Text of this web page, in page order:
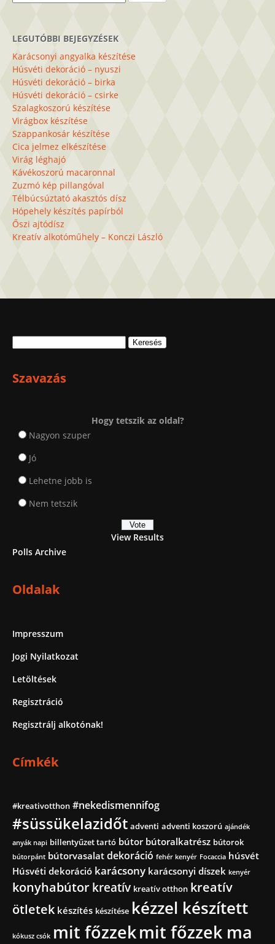
LEGUTÓBBI BEJEGYZÉSEK
Karácsonyi angyalka készítése
Húsvéti dekoráció – nyuszi
Húsvéti dekoráció – birka
Húsvéti dekoráció – csirke
Szalagkoszorú készítése
Virágbox készítése
Szappankosár készítése
Cica jelmez elkészítése
Virág léghajó
Kávékoszorú macaronnal
Zuzmó kép pillangóval
Télbúcsúztató akasztós dísz
Hópehely készítés papírból
Őszi ajtódísz
Kreatív alkotóműhely – Konczi László
Szavazás
Hogy tetszik az oldal?
Nagyon szuper
Jó
Lehetne jobb is
Nem tetszik
View Results
Polls Archive
Oldalak
Impresszum
Jogi Nyilatkozat
Letöltések
Regisztráció
Regisztrálj alkotónak!
Címkék
#kreativotthon #nekedismennifog
#süssükelazidőt adventi adventi koszorú ajándék
anyák napi billentyűzet tartó bútor bútoralkatrész bútorok
bútorpánt bútorvasalat dekoráció fehér kenyér Focaccia húsvét
Húsvéti dekoráció karácsony karácsonyi díszek kenyér
konyhabútorkreatív kreatív otthon kreatív
ötletek készítés készítése kézzel készített
kókusz csók mit főzzekmit főzzek ma